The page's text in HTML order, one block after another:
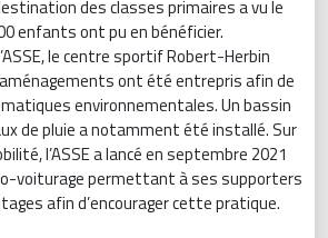
des classes primaires a vu le
enfants ont pu en bénéficier.
le centre sportif Robert-Herbin
ont été entrepris afin de
environnementales. Un bassin
de pluie a notamment été installé. Sur
l’ASSE a lancé en septembre 2021
voiturage permettant à ses supporters
afin d’encourager cette pratique.